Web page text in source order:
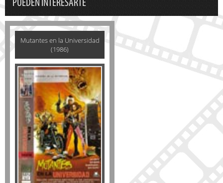
PUEDEN INTERESARTE
Mutantes en la Universidad
(1986)